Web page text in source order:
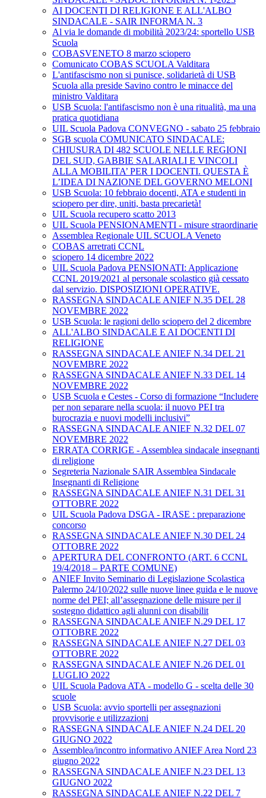
AI DOCENTI DI RELIGIONE E ALL'ALBO
SINDACALE - SAIR INFORMA N. 3
Al via le domande di mobilità 2023/24: sportello USB
Scuola
COBASVENETO 8 marzo sciopero
Comunicato COBAS SCUOLA Valditara
L'antifascismo non si punisce, solidarietà di USB
Scuola alla preside Savino contro le minacce del
ministro Valditara
USB Scuola: l'antifascismo non è una ritualità, ma una
pratica quotidiana
UIL Scuola Padova CONVEGNO - sabato 25 febbraio
SGB scuola COMUNICATO SINDACALE:
CHIUSURA DI 482 SCUOLE NELLE REGIONI
DEL SUD, GABBIE SALARIALI E VINCOLI
ALLA MOBILITA’ PER I DOCENTI. QUESTA È
L’IDEA DI NAZIONE DEL GOVERNO MELONI
USB Scuola: 10 febbraio docenti, ATA e studenti in
sciopero per dire, uniti, basta precarietà!
UIL Scuola recupero scatto 2013
UIL Scuola PENSIONAMENTI - misure straordinarie
Assemblea Regionale UIL SCUOLA Veneto
COBAS arretrati CCNL
sciopero 14 dicembre 2022
UIL Scuola Padova PENSIONATI: Applicazione
CCNL 2019/2021 al personale scolastico già cessato
dal servizio. DISPOSIZIONI OPERATIVE.
RASSEGNA SINDACALE ANIEF N.35 DEL 28
NOVEMBRE 2022
USB Scuola: le ragioni dello sciopero del 2 dicembre
ALL'ALBO SINDACALE E AI DOCENTI DI
RELIGIONE
RASSEGNA SINDACALE ANIEF N.34 DEL 21
NOVEMBRE 2022
RASSEGNA SINDACALE ANIEF N.33 DEL 14
NOVEMBRE 2022
USB Scuola e Cestes - Corso di formazione “Includere
per non separare nella scuola: il nuovo PEI tra
burocrazia e nuovi modelli inclusivi”
RASSEGNA SINDACALE ANIEF N.32 DEL 07
NOVEMBRE 2022
ERRATA CORRIGE - Assemblea sindacale insegnanti
di religione
Segreteria Nazionale SAIR Assemblea Sindacale
Insegnanti di Religione
RASSEGNA SINDACALE ANIEF N.31 DEL 31
OTTOBRE 2022
UIL Scuola Padova DSGA - IRASE : preparazione
concorso
RASSEGNA SINDACALE ANIEF N.30 DEL 24
OTTOBRE 2022
APERTURA DEL CONFRONTO (ART. 6 CCNL
19/4/2018 – PARTE COMUNE)
ANIEF Invito Seminario di Legislazione Scolastica
Palermo 24/10/2022 sulle nuove linee guida e le nuove
norme del PEI; all’assegnazione delle misure per il
sostegno didattico agli alunni con disabilit
RASSEGNA SINDACALE ANIEF N.29 DEL 17
OTTOBRE 2022
RASSEGNA SINDACALE ANIEF N.27 DEL 03
OTTOBRE 2022
RASSEGNA SINDACALE ANIEF N.26 DEL 01
LUGLIO 2022
UIL Scuola Padova ATA - modello G - scelta delle 30
scuole
USB Scuola: avvio sportelli per assegnazioni
provvisorie e utilizzazioni
RASSEGNA SINDACALE ANIEF N.24 DEL 20
GIUGNO 2022
Assemblea/incontro informativo ANIEF Area Nord 23
giugno 2022
RASSEGNA SINDACALE ANIEF N.23 DEL 13
GIUGNO 2022
RASSEGNA SINDACALE ANIEF N.22 DEL 7